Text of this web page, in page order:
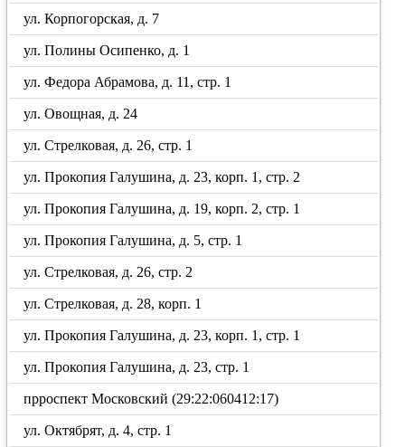
ул. Корпогорская, д. 7
ул. Полины Осипенко, д. 1
ул. Федора Абрамова, д. 11, стр. 1
ул. Овощная, д. 24
ул. Стрелковая, д. 26, стр. 1
ул. Прокопия Галушина, д. 23, корп. 1, стр. 2
ул. Прокопия Галушина, д. 19, корп. 2, стр. 1
ул. Прокопия Галушина, д. 5, стр. 1
ул. Стрелковая, д. 26, стр. 2
ул. Стрелковая, д. 28, корп. 1
ул. Прокопия Галушина, д. 23, корп. 1, стр. 1
ул. Прокопия Галушина, д. 23, стр. 1
прроспект Московский (29:22:060412:17)
ул. Октябрят, д. 4, стр. 1